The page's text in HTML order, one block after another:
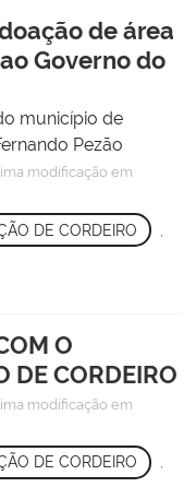
de área
Governo do
município de
Pezão
modificação em
DE CORDEIRO
O
DE CORDEIRO
modificação em
DE CORDEIRO ,